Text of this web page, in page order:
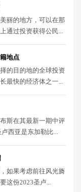
丽的地方，可以在那
通过投资获得公民...
地点
的目的地的全球投资
最快的经济体之一...
斯在其最新一期中评
西亚是东加勒比...
如果考虑前往风光旖
这份2023圣卢...